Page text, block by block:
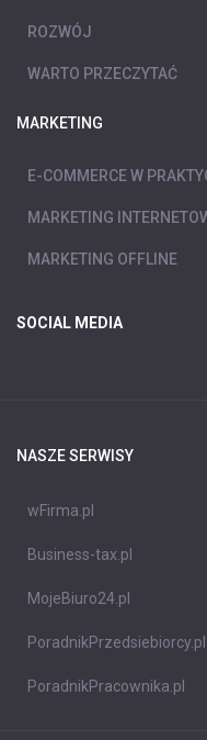
ROZWÓJ
WARTO PRZECZYTAĆ
MARKETING
E-COMMERCE W
MARKETING
MARKETING OFFLINE
SOCIAL MEDIA
NASZE SERWISY
wFirma.pl
Business-tax.pl
MojeBiuro24.pl
PoradnikPrzedsiebiorcy.pl
PoradnikPracownika.pl